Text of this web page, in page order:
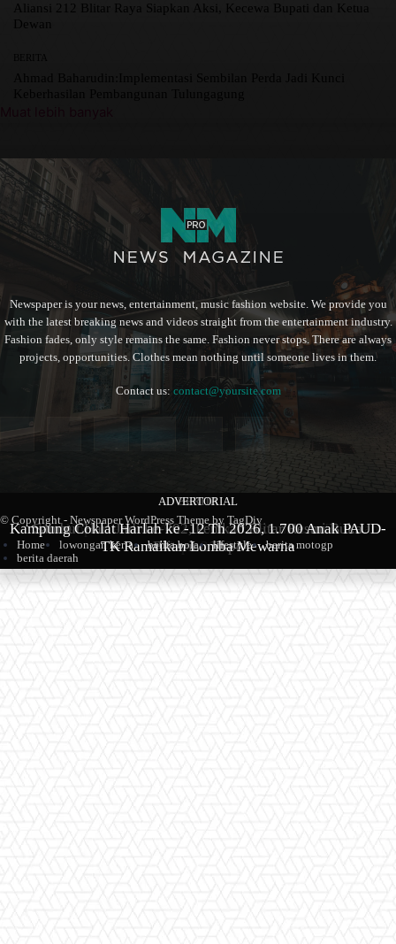
BERITA
Produk Kopi Premium Asal Wonodadi Ramaikan Blitarian
Expo 2026
BERITA
Sambut Hari Jadi ke-702, Pemkab Blitar Resmi Buka
Blitarian Expo
ADVERTORIAL
Kampung Coklat Harlah ke -12 Th 2026, 1.700 Anak PAUD-
TK Ramaikan Lomba Mewarna
Aliansi 212 Blitar Raya Siapkan Aksi, Kecewa Bupati dan Ketua
Dewan
Newspaper is your news, entertainment, music fashion website. We provide you
with the latest breaking news and videos straight from the entertainment industry.
Fashion fades, only style remains the same. Fashion never stops. There are always
projects, opportunities. Clothes mean nothing until someone lives in them.
Contact us: contact@yoursite.com
© Copyright - Newspaper WordPress Theme by TagDiv
Home
lowongan kerja berita bola lifestyle
berita motogp
berita daerah